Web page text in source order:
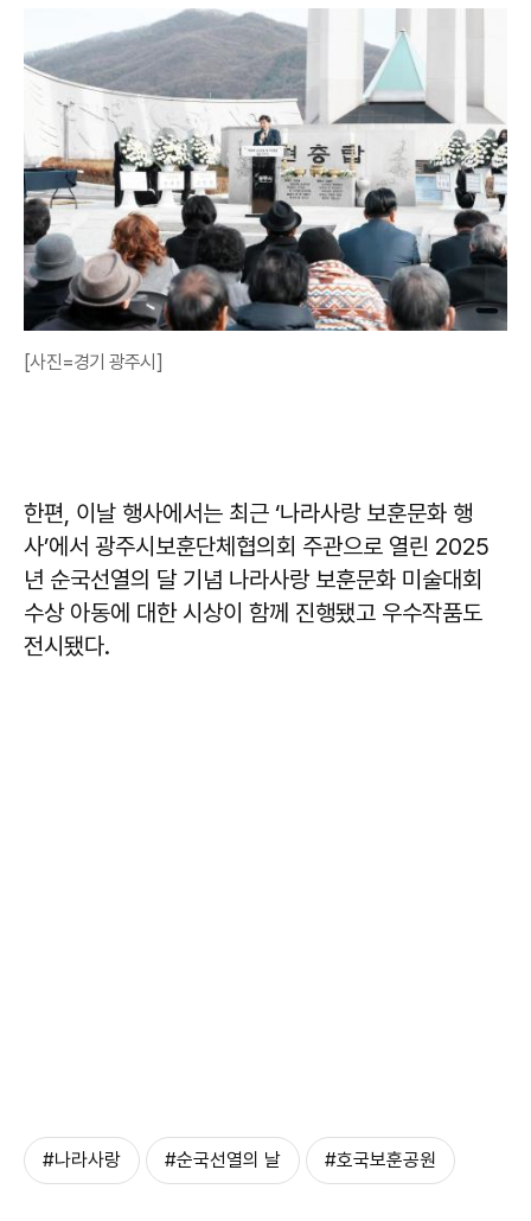
[사진=경기 광주시]
한편, 이날 행사에서는 최근 ‘나라사랑 보훈문화 행
사’에서 광주시보훈단체협의회 주관으로 열린 2025
년 순국선열의 달 기념 나라사랑 보훈문화 미술대회
수상 아동에 대한 시상이 함께 진행됐고 우수작품도
전시됐다.
#나라사랑 #순국선열의 날 #호국보훈공원